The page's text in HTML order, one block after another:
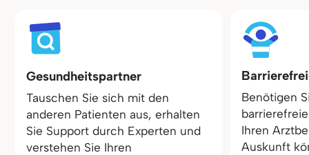
Gesundheitspartner
Tauschen Sie sich mit den
anderen Patienten aus, erhalten
Sie Support durch Experten und
verstehen Sie Ihren
Benötigen
Ihren
Auskunft